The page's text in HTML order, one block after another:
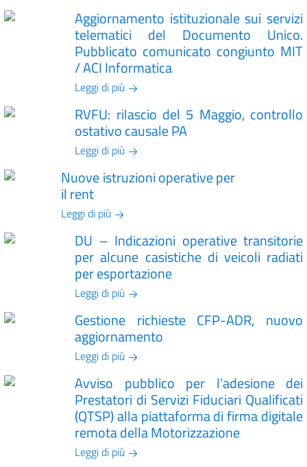
Aggiornamento istituzionale sui servizi
telematici del Documento Unico.
Pubblicato comunicato congiunto MIT
/ ACI Informatica
Leggi di più
RVFU: rilascio del 5 Maggio, controllo
ostativo causale PA
Leggi di più
Nuove istruzioni operative per
il rent
Leggi di più
DU – Indicazioni operative transitorie
per alcune casistiche di veicoli radiati
per esportazione
Leggi di più
Gestione richieste CFP-ADR, nuovo
aggiornamento
Leggi di più
Avviso pubblico per l’adesione dei
Prestatori di Servizi Fiduciari Qualificati
(QTSP) alla piattaforma di firma digitale
remota della Motorizzazione
Leggi di più